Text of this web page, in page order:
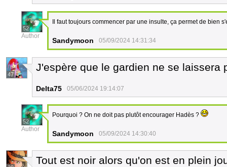
52
Author
Il faut toujours commencer par une insulte, ça permet de bien
Sandymoon 05/09/2024 14:31:34
47
J'espère que le gardien ne se laissera
Delta75 05/06/2024 19:14:07
52
Author
Pourquoi ? On ne doit pas plutôt encourager Hadès ?
Sandymoon 05/09/2024 14:30:40
Tout est noir alors qu'on est en plein